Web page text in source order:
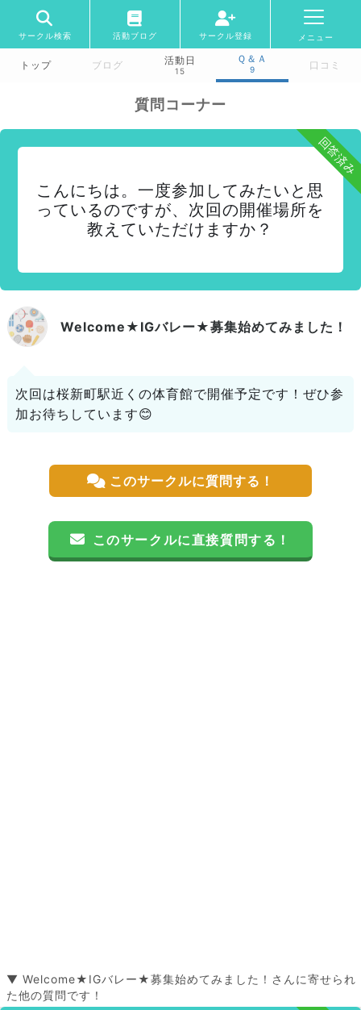
サークル検索 活動ブログ サークル登録 メニュー
トップ ブログ 活動日
15
Ｑ＆Ａ
9 口コミ
質問コーナー
回答済み
こんにちは。一度参加してみたいと思
っているのですが、次回の開催場所を
教えていただけますか？
Welcome★IGバレー★募集始めてみました！
次回は桜新町駅近くの体育館で開催予定です！ぜひ参
加お待ちしています😊
このサークルに質問する！
このサークルに直接質問する！
▼ Welcome★IGバレー★募集始めてみました！さんに寄せられ
た他の質問です！